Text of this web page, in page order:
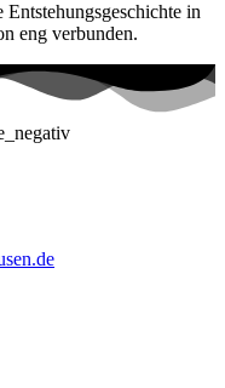
in
eng verbunden.